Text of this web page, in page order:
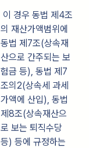
이 경우 동법 제4조
의 재산가액범위에
동법 제7조(상속재
산으로 간주되는 보
험금 등), 동법 제7
조의2(상속세 과세
가액에 산입), 동법
제8조(상속재산으
로 보는 퇴직수당
등) 등에 규정하는